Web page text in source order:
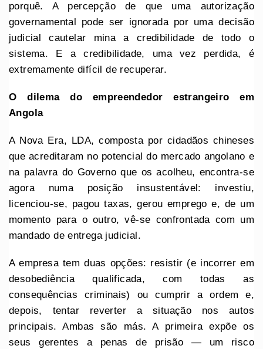
porquê. A percepção de que uma autorização
governamental pode ser ignorada por uma decisão
judicial cautelar mina a credibilidade de todo o
sistema. E a credibilidade, uma vez perdida, é
extremamente difícil de recuperar.
O dilema do empreendedor estrangeiro em
Angola
A Nova Era, LDA, composta por cidadãos chineses
que acreditaram no potencial do mercado angolano e
na palavra do Governo que os acolheu, encontra-se
agora numa posição insustentável: investiu,
licenciou-se, pagou taxas, gerou emprego e, de um
momento para o outro, vê-se confrontada com um
mandado de entrega judicial.
A empresa tem duas opções: resistir (e incorrer em
desobediência qualificada, com todas as
consequências criminais) ou cumprir a ordem e,
depois, tentar reverter a situação nos autos
principais. Ambas são más. A primeira expõe os
seus gerentes a penas de prisão — um risco